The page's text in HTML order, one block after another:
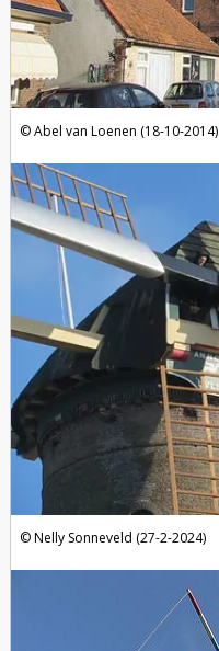
Abel van Loenen (18-10-2014)
Nelly Sonneveld (27-2-2024)